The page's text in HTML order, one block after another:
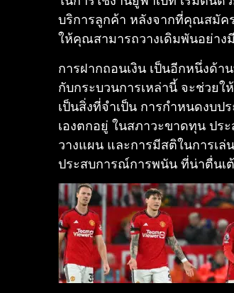
บริการลูกค้า หลังจากที่คุณสมัค
ให้คุณสามารถวางเดิมพันอย่า
การฝากถอนเงิน เป็นอีกหนึ่งด้
กับกระบวนการเหล่านี้ จะช่วยใ
เป็นสิ่งที่จำเป็น การกำหนดงบ
เองตกอยู่ ในสภาวะขาดทุน ปร
วางแผน และการมีสติในการเล่
ประสบการณ์การพนัน ที่น่าตื่นเ